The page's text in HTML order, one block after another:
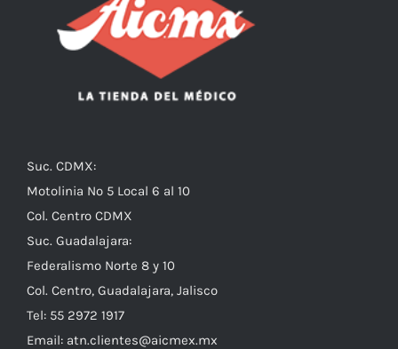
Suc. CDMX:
Motolinia No 5 Local 6 al 10
Col. Centro CDMX
Suc. Guadalajara:
Federalismo Norte 8 y 10
Col. Centro, Guadalajara, Jalisco
Tel: 55 2972 1917
Email: atn.clientes@aicmex.mx